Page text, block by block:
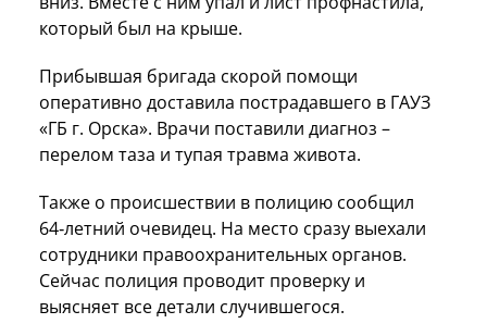
который был на крыше.
Прибывшая бригада скорой помощи
оперативно доставила пострадавшего в ГАУЗ
«ГБ г. Орска». Врачи поставили диагноз –
перелом таза и тупая травма живота.
Также о происшествии в полицию сообщил
64‑летний очевидец. На место сразу выехали
сотрудники правоохранительных органов.
Сейчас полиция проводит проверку и
выясняет все детали случившегося.